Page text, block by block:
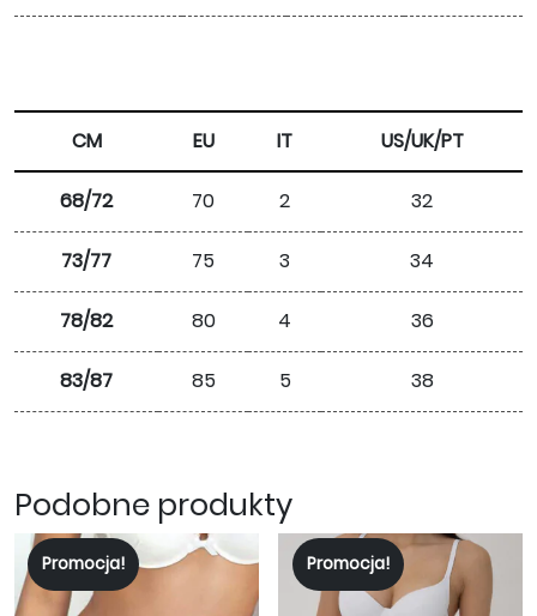
CM EU IT US/UK/PT
68/72 70 2 32
73/77 75 3 34
78/82 80 4 36
83/87 85 5 38
Podobne produkty
Promocja! Promocja!